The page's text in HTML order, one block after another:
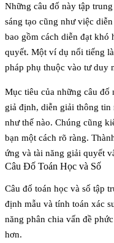
Những câu đố này tập
sáng tạo cũng như việc
bao gồm cách diễn đạt
quyết. Một ví dụ nổi tiếng là
pháp phụ thuộc vào tư duy
Mục tiêu của những câu đố
giả định, diễn giải thông
như thế nào. Chúng cũng
bạn một cách rõ ràng.
ứng và tài năng giải quyết
Câu Đố Toán Học và Số
Câu đố toán học và số tập
định mẫu và tính toán xác
năng phân chia vấn đề
hơn.